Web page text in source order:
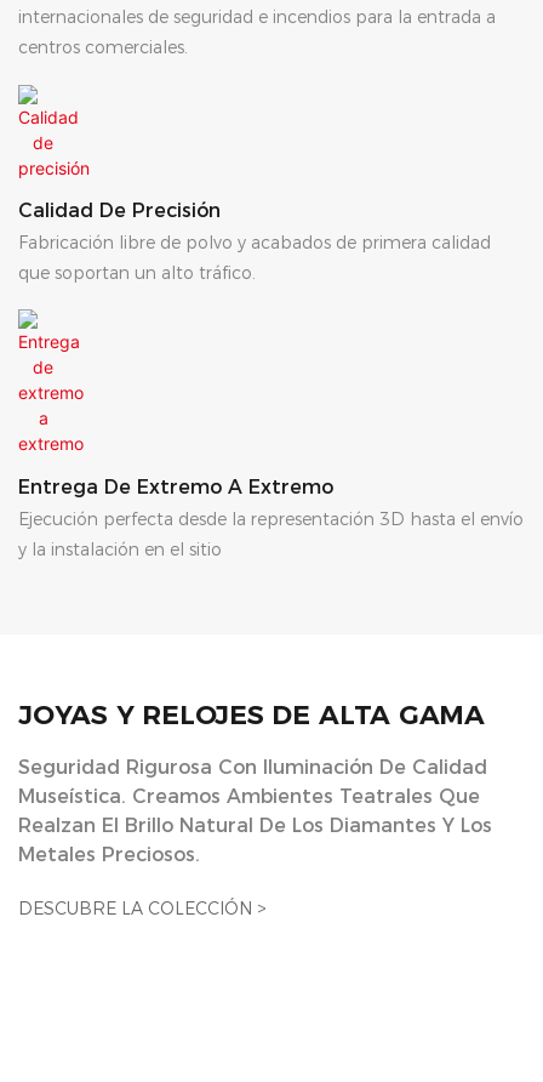
internacionales de seguridad e incendios para la entrada a
centros comerciales.
Calidad De Precisión
Fabricación libre de polvo y acabados de primera calidad
que soportan un alto tráfico.
Entrega De Extremo A Extremo
Ejecución perfecta desde la representación 3D hasta el envío
y la instalación en el sitio
JOYAS Y RELOJES DE ALTA GAMA
Seguridad Rigurosa Con Iluminación De Calidad
Museística. Creamos Ambientes Teatrales Que
Realzan El Brillo Natural De Los Diamantes Y Los
Metales Preciosos.
DESCUBRE LA COLECCIÓN >